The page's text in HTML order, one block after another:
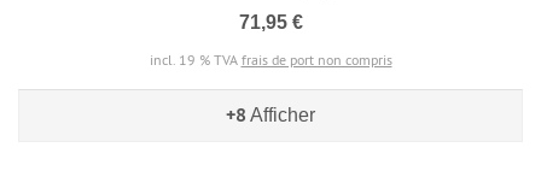
71,95 €
incl. 19 % TVA frais de port non compris
+8 Afficher